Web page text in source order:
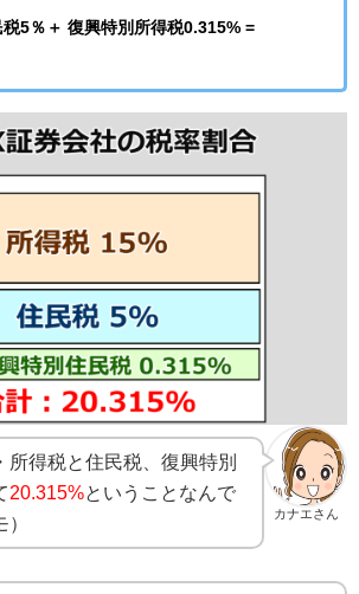
5％＋ 復興特別所得税0.315% =
カナエさん
所得税と住民税、復興特別
20.315%ということなんで